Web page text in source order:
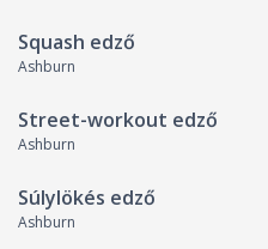
Squash edző
Ashburn
Street-workout edző
Ashburn
Súlylökés edző
Ashburn